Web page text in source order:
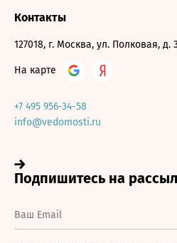
Контакты
127018, г. Москва, ул. Полковая, д.
На карте
+7 495 956-34-58
info@vedomosti.ru